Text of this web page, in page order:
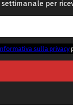
per
sulla privacy